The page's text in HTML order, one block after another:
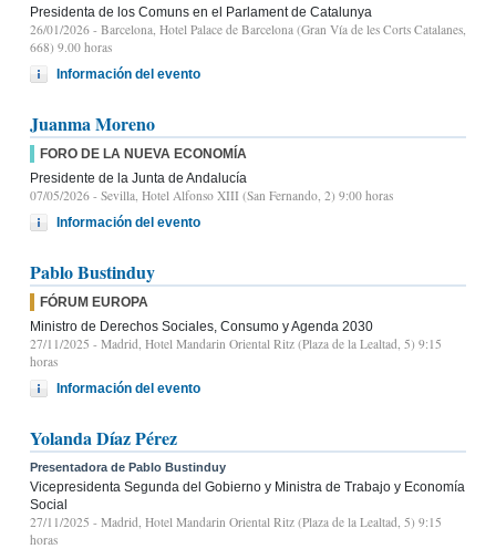
Presidenta de los Comuns en el Parlament de Catalunya
26/01/2026 - Barcelona, Hotel Palace de Barcelona (Gran Vía de les Corts Catalanes,
668) 9.00 horas
Información del evento
Juanma Moreno
FORO DE LA NUEVA ECONOMÍA
Presidente de la Junta de Andalucía
07/05/2026 - Sevilla, Hotel Alfonso XIII (San Fernando, 2) 9:00 horas
Información del evento
Pablo Bustinduy
FÓRUM EUROPA
Ministro de Derechos Sociales, Consumo y Agenda 2030
27/11/2025 - Madrid, Hotel Mandarin Oriental Ritz (Plaza de la Lealtad, 5) 9:15
horas
Información del evento
Yolanda Díaz Pérez
Presentadora de Pablo Bustinduy
Vicepresidenta Segunda del Gobierno y Ministra de Trabajo y Economía
Social
27/11/2025 - Madrid, Hotel Mandarin Oriental Ritz (Plaza de la Lealtad, 5) 9:15
horas